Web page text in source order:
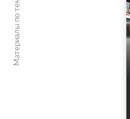
Материалы по теме